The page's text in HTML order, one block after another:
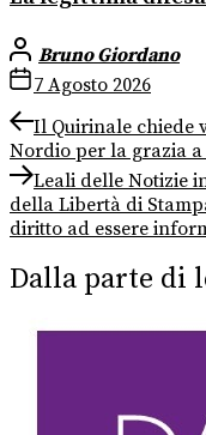
Bruno Giordano
7 Agosto 2026
Navigazione
articoli
Previous
post:
Il Quirinale chiede
Nordio per la grazia
Next
post:
Leali delle Notizie
della Libertà di
diritto ad essere
Dalla parte di